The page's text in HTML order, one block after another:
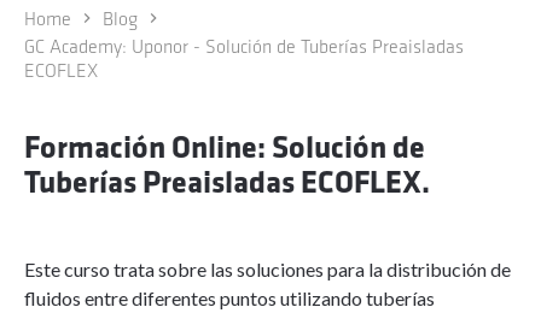
Home
Blog
GC Academy: Uponor - Solución de Tuberías Preaisladas
ECOFLEX
Formación Online: Solución de
Tuberías Preaisladas ECOFLEX.
Este curso trata sobre las soluciones para la distribución de
fluidos entre diferentes puntos utilizando tuberías